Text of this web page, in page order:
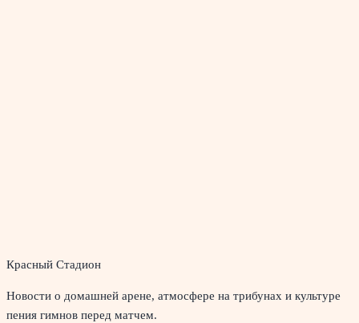
Красный Стадион
Новости о домашней арене, атмосфере на трибунах и культуре
пения гимнов перед матчем.